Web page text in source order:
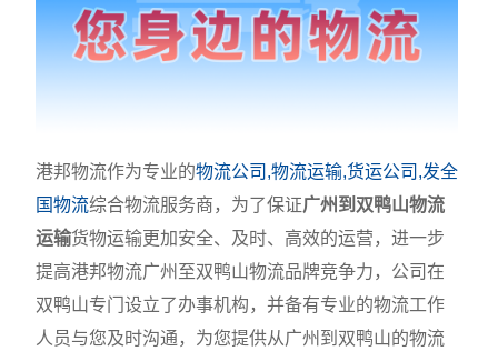
港邦物流作为专业的物流公司,物流运输,货运公司,发全
国物流综合物流服务商，为了保证广州到双鸭山物流
运输货物运输更加安全、及时、高效的运营，进一步
提高港邦物流广州至双鸭山物流品牌竞争力，公司在
双鸭山专门设立了办事机构，并备有专业的物流工作
人员与您及时沟通，为您提供从广州到双鸭山的物流